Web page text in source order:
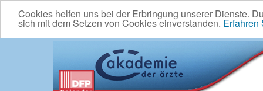
Cookies helfen uns bei der Erbringung unserer Dienste.
sich mit dem Setzen von Cookies einverstanden. Erfahren